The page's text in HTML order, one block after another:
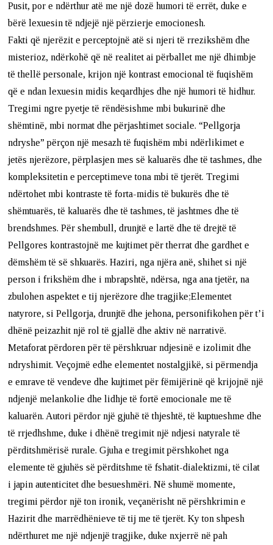
Pusit, por e ndërthur atë me një dozë humori të errët, duke e
bërë lexuesin të ndjejë një përzierje emocionesh.
Fakti që njerëzit e perceptojnë atë si njeri të rrezikshëm dhe
misterioz, ndërkohë që në realitet ai përballet me një dhimbje
të thellë personale, krijon një kontrast emocional të fuqishëm
që e ndan lexuesin midis keqardhjes dhe një humori të hidhur.
Tregimi ngre pyetje të rëndësishme mbi bukurinë dhe
shëmtinë, mbi normat dhe përjashtimet sociale. “Pellgorja
ndryshe” përçon një mesazh të fuqishëm mbi ndërlikimet e
jetës njerëzore, përplasjen mes së kaluarës dhe të tashmes, dhe
kompleksitetin e perceptimeve tona mbi të tjerët. Tregimi
ndërtohet mbi kontraste të forta-midis të bukurës dhe të
shëmtuarës, të kaluarës dhe të tashmes, të jashtmes dhe të
brendshmes. Për shembull, drunjtë e lartë dhe të drejtë të
Pellgores kontrastojnë me kujtimet për therrat dhe gardhet e
dëmshëm të së shkuarës. Haziri, nga njëra anë, shihet si një
person i frikshëm dhe i mbrapshtë, ndërsa, nga ana tjetër, na
zbulohen aspektet e tij njerëzore dhe tragjike;Elementet
natyrore, si Pellgorja, drunjtë dhe jehona, personifikohen për t’i
dhënë peizazhit një rol të gjallë dhe aktiv në narrativë.
Metaforat përdoren për të përshkruar ndjesinë e izolimit dhe
ndryshimit. Veçojmë edhe elementet nostalgjikë, si përmendja
e emrave të vendeve dhe kujtimet për fëmijërinë që krijojnë një
ndjenjë melankolie dhe lidhje të fortë emocionale me të
kaluarën. Autori përdor një gjuhë të thjeshtë, të kuptueshme dhe
të rrjedhshme, duke i dhënë tregimit një ndjesi natyrale të
përditshmërisë rurale. Gjuha e tregimit përshkohet nga
elemente të gjuhës së përditshme të fshatit-dialektizmi, të cilat
i japin autenticitet dhe besueshmëri. Në shumë momente,
tregimi përdor një ton ironik, veçanërisht në përshkrimin e
Hazirit dhe marrëdhënieve të tij me të tjerët. Ky ton shpesh
ndërthuret me një ndjenjë tragjike, duke nxjerrë në pah